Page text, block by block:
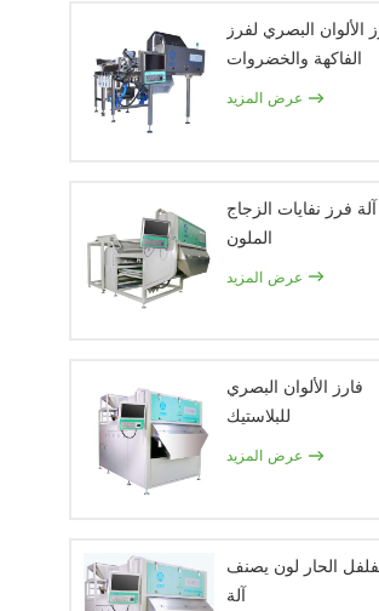
الألوان البصري لفرز
الفاكهة والخضروات
عرض المزيد
آلة فرز نفايات الزجاج
الملون
عرض المزيد
فارز الألوان البصري
للبلاستيك
عرض المزيد
الحار لون يصنف
آلة